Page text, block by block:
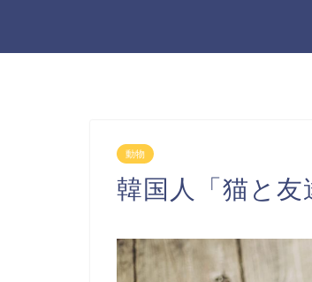
動物
韓国人「猫と友